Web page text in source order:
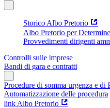
Storico Albo Pretorio
Albo Pretorio per Determine
Provvedimenti dirigenti
Controlli sulle imprese
Bandi di gara e contratti
Procedure di somma urgenza e di
Automatizzazione delle procedura
link Albo Pretorio